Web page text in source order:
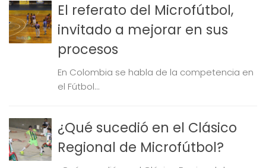
El referato del Microfútbol,
invitado a mejorar en sus
procesos
En Colombia se habla de la competencia en
el Fútbol...
¿Qué sucedió en el Clásico
Regional de Microfútbol?